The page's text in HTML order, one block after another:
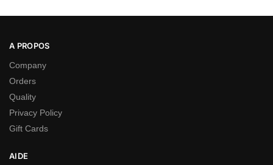
A PROPOS
Company
Orders
Quality
Privacy Policy
Gift Cards
AIDE